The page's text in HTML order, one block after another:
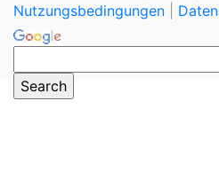
Nutzungsbedingungen